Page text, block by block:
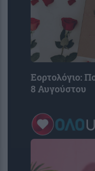
Εορτολόγιο:
8 Αυγούστου